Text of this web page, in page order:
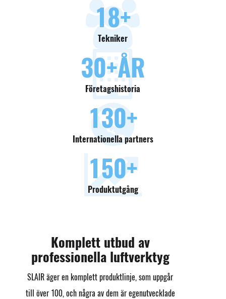
18+
Tekniker
30+ÅR
Företagshistoria
130+
Internationella partners
150+
Produktutgång
Komplett utbud av
professionella luftverktyg
SLAIR äger en komplett produktlinje, som uppgår
till över 100, och några av dem är egenutvecklade